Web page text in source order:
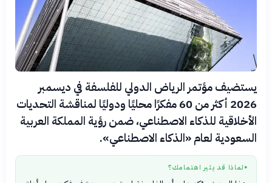
يستضيف مؤتمر الرياض الدولي للفلسفة في ديسمبر
2026 أكثر من 60 مفكرًا محليًا ودوليًا لمناقشة التحديات
الأخلاقية للذكاء الاصطناعي، ضمن رؤية المملكة العربية
السعودية لعام «الذكاء الاصطناعي».
● لماذا قد يثير اهتمامك؟